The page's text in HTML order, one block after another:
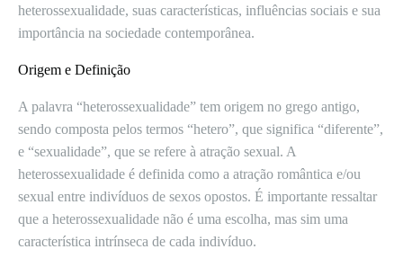
heterossexualidade, suas características, influências sociais e sua
importância na sociedade contemporânea.
Origem e Definição
A palavra “heterossexualidade” tem origem no grego antigo,
sendo composta pelos termos “hetero”, que significa “diferente”,
e “sexualidade”, que se refere à atração sexual. A
heterossexualidade é definida como a atração romântica e/ou
sexual entre indivíduos de sexos opostos. É importante ressaltar
que a heterossexualidade não é uma escolha, mas sim uma
característica intrínseca de cada indivíduo.